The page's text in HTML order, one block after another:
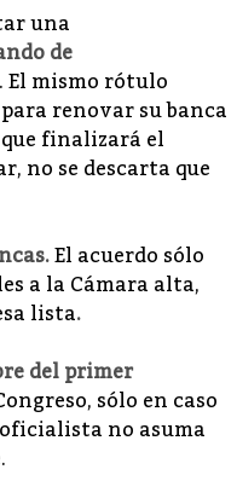
una
de
El mismo rótulo
renovar su banca
finalizará el
no se descarta que
El acuerdo sólo
a la Cámara alta,
lista.
del primer
sólo en caso
no asuma